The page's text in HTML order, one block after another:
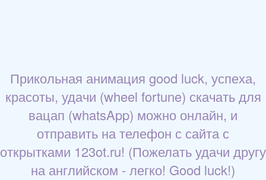
Прикольная анимация good luck, успеха,
красоты, удачи (wheel fortune) скачать для
вацап (whatsApp) можно онлайн, и
отправить на телефон с сайта с
открытками 123ot.ru! (Пожелать удачи другу
на английском - легко! Good luck!)